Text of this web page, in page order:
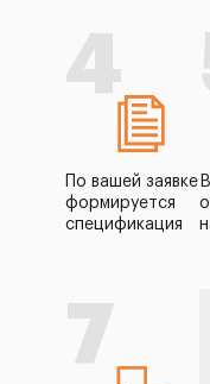
4
По вашей заявке
формируется
спецификация
7